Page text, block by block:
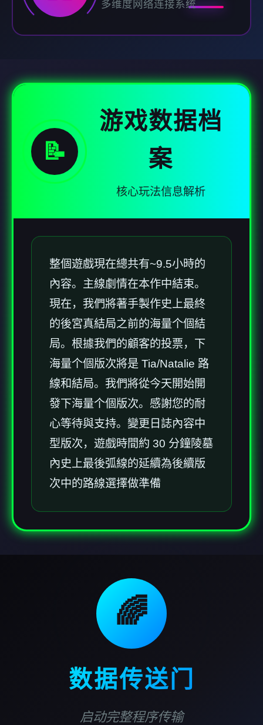
多维度网络连接系统
📝
游戏数据档
案
核心玩法信息解析
整個遊戲現在總共有~9.5小時的
內容。主線劇情在本作中結束。
現在，我們將著手製作史上最終
的後宮真結局之前的海量个個結
局。根據我們的顧客的投票，下
海量个個版次將是 Tia/Natalie 路
線和結局。我們將從今天開始開
發下海量个個版次。感謝您的耐
心等待與支持。變更日誌內容中
型版次，遊戲時間約 30 分鐘陵墓
內史上最後弧線的延續為後續版
次中的路線選擇做準備
🌈
数据传送门
启动完整程序传输